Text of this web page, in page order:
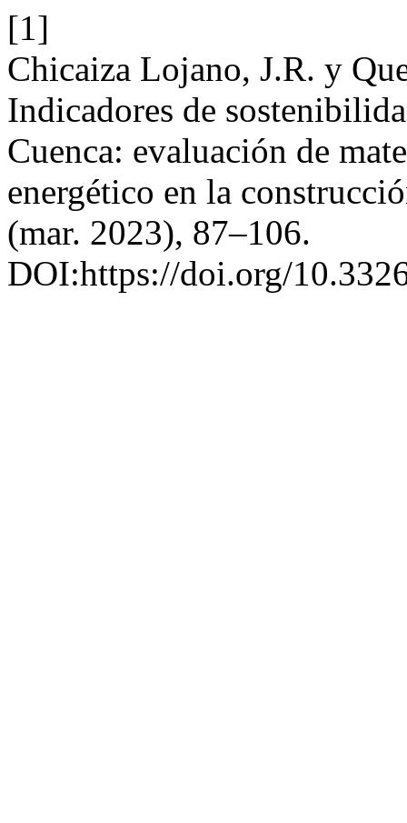
[1]
Chicaiza Lojano, J.R. y
Indicadores de
Cuenca: evaluación de
energético en la
(mar. 2023), 87–106.
DOI:https://doi.org/